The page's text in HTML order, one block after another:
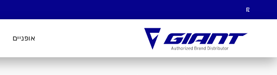
אופניים